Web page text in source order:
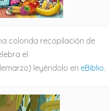
colorida recopilación de
el
leyéndolo en eBiblio.